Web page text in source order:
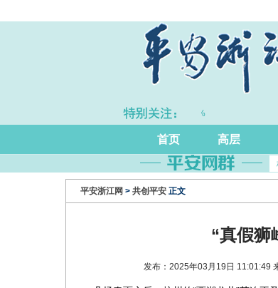
·上半年浙江GDP同比增长5.7%
首页 高层
平安浙江网 > 共创平安 正文
“真假狮
发布：2025年03月19日 11:01:49